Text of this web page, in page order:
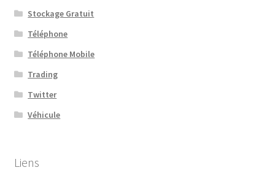
Stockage Gratuit
Téléphone
Téléphone Mobile
Trading
Twitter
Véhicule
Liens